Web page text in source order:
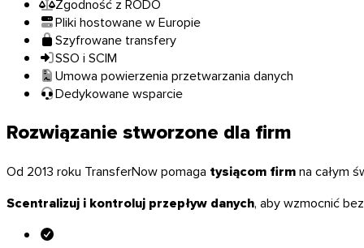
Windows
Zgodność z RODO
Pliki hostowane w Europie
Szyfrowane transfery
SSO i SCIM
Umowa powierzenia przetwarzania danych
Dedykowane wsparcie
Rozwiązanie stworzone dla firm
Od 2013 roku TransferNow pomaga tysiącom firmna całym
Scentralizuj i kontroluj przepływ danych, aby wzmocnić